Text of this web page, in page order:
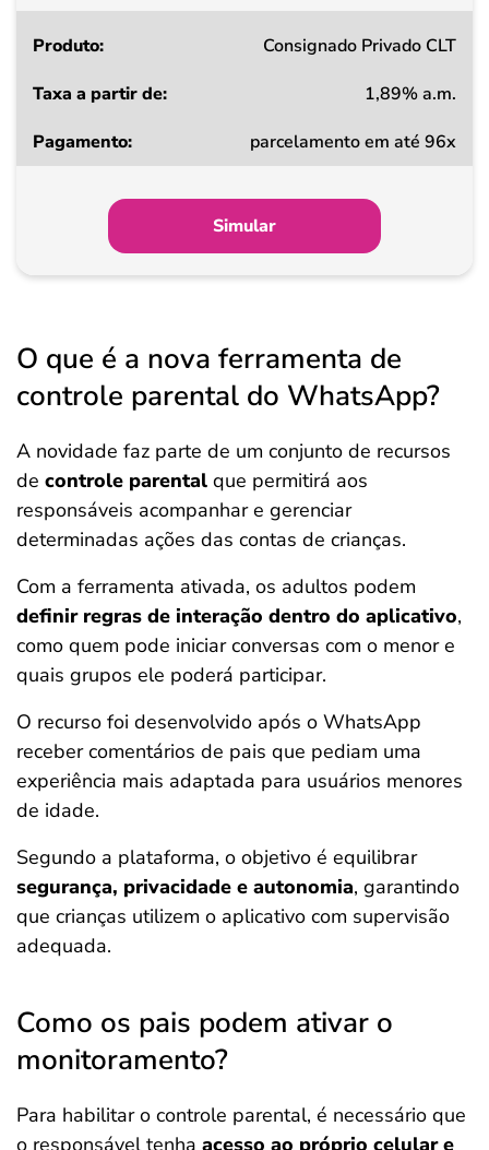
Consignado Privado CLT
1,89% a.m.
parcelamento em até 96x
Simular
O que é a nova ferramenta de
controle parental do WhatsApp?
A novidade faz parte de um conjunto de recursos
de controle parental que permitirá aos
responsáveis acompanhar e gerenciar
determinadas ações das contas de crianças.
Com a ferramenta ativada, os adultos podem
definir regras de interação dentro do aplicativo,
como quem pode iniciar conversas com o menor e
quais grupos ele poderá participar.
O recurso foi desenvolvido após o WhatsApp
receber comentários de pais que pediam uma
experiência mais adaptada para usuários menores
de idade.
Segundo a plataforma, o objetivo é equilibrar
segurança, privacidade e autonomia, garantindo
que crianças utilizem o aplicativo com supervisão
adequada.
Como os pais podem ativar o
monitoramento?
Para habilitar o controle parental, é necessário que
o responsável tenha acesso ao próprio celular e